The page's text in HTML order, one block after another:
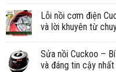
Lỗi nồi cơm điện
và lời khuyên từ
Sửa nồi Cuckoo –
và đáng tin cậy